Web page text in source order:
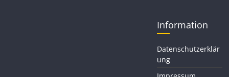
Information
Datenschutzerklär
ung